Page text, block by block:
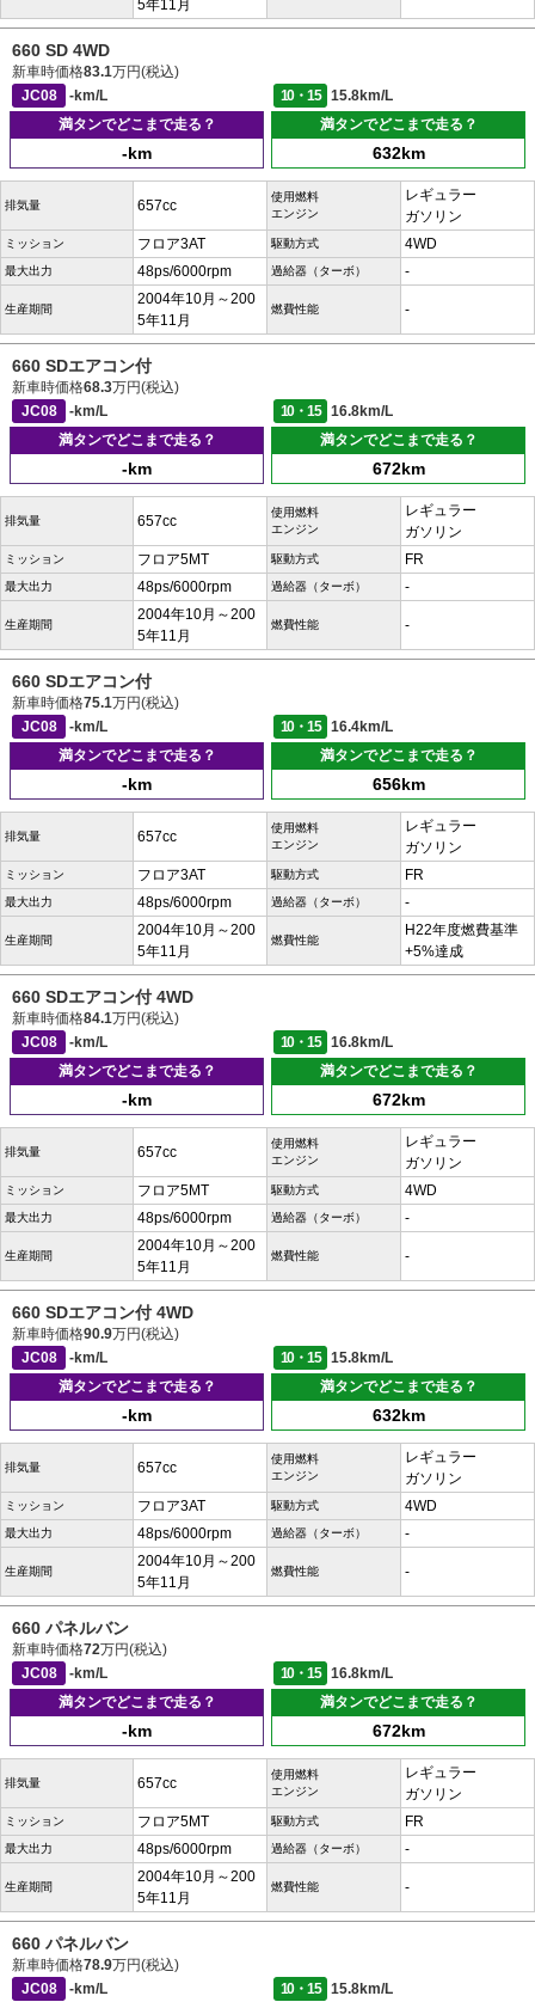
5年11月
660 SD 4WD
新車時価格83.1万円(税込)
JC08
-km/L 10・15
15.8km/L
満タンでどこまで走る？
-km
満タンでどこまで走る？
632km
排気量 657cc
使用燃料
エンジン
レギュラー
ガソリン
ミッション フロア3AT 駆動方式 4WD
最大出力 48ps/6000rpm 過給器（ターボ） -
生産期間
2004年10月～200
5年11月
燃費性能 -
660 SDエアコン付
新車時価格68.3万円(税込)
JC08
-km/L 10・15
16.8km/L
満タンでどこまで走る？
-km
満タンでどこまで走る？
672km
排気量 657cc
使用燃料
エンジン
レギュラー
ガソリン
ミッション フロア5MT 駆動方式 FR
最大出力 48ps/6000rpm 過給器（ターボ） -
生産期間
2004年10月～200
5年11月
燃費性能 -
660 SDエアコン付
新車時価格75.1万円(税込)
JC08
-km/L 10・15
16.4km/L
満タンでどこまで走る？
-km
満タンでどこまで走る？
656km
排気量 657cc
使用燃料
エンジン
レギュラー
ガソリン
ミッション フロア3AT 駆動方式 FR
最大出力 48ps/6000rpm 過給器（ターボ） -
生産期間
2004年10月～200
5年11月
燃費性能
H22年度燃費基準
+5%達成
660 SDエアコン付 4WD
新車時価格84.1万円(税込)
JC08
-km/L 10・15
16.8km/L
満タンでどこまで走る？
-km
満タンでどこまで走る？
672km
排気量 657cc
使用燃料
エンジン
レギュラー
ガソリン
ミッション フロア5MT 駆動方式 4WD
最大出力 48ps/6000rpm 過給器（ターボ） -
生産期間
2004年10月～200
5年11月
燃費性能 -
660 SDエアコン付 4WD
新車時価格90.9万円(税込)
JC08
-km/L 10・15
15.8km/L
満タンでどこまで走る？
-km
満タンでどこまで走る？
632km
排気量 657cc
使用燃料
エンジン
レギュラー
ガソリン
ミッション フロア3AT 駆動方式 4WD
最大出力 48ps/6000rpm 過給器（ターボ） -
生産期間
2004年10月～200
5年11月
燃費性能 -
660 パネルバン
新車時価格72万円(税込)
JC08
-km/L 10・15
16.8km/L
満タンでどこまで走る？
-km
満タンでどこまで走る？
672km
排気量 657cc
使用燃料
エンジン
レギュラー
ガソリン
ミッション フロア5MT 駆動方式 FR
最大出力 48ps/6000rpm 過給器（ターボ） -
生産期間
2004年10月～200
5年11月
燃費性能 -
660 パネルバン
新車時価格78.9万円(税込)
JC08
-km/L 10・15
15.8km/L